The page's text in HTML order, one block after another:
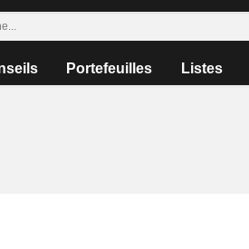
Portefeuilles Listes